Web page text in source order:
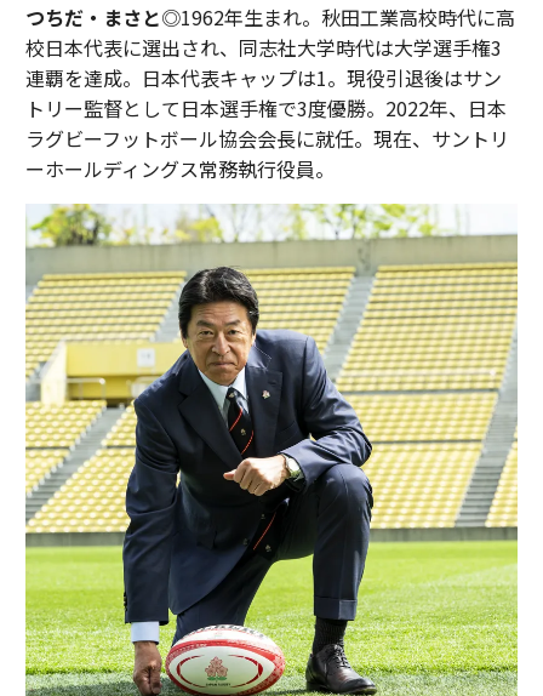
つちだ・まさと◎1962年生まれ。秋田工業高校時代に高
校日本代表に選出され、同志社大学時代は大学選手権3
連覇を達成。日本代表キャップは1。現役引退後はサン
トリー監督として日本選手権で3度優勝。2022年、日本
ラグビーフットボール協会会長に就任。現在、サントリ
ーホールディングス常務執行役員。